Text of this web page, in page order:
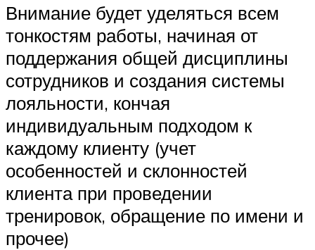
Внимание будет уделяться всем
тонкостям работы, начиная от
поддержания общей дисциплины
сотрудников и создания системы
лояльности, кончая
индивидуальным подходом к
каждому клиенту (учет
особенностей и склонностей
клиента при проведении
тренировок, обращение по имени и
прочее)